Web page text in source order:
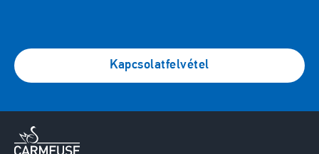
Kapcsolatfelvétel